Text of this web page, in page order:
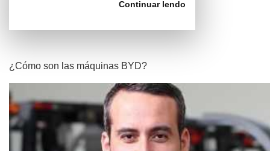
Continuar lendo
¿Cómo son las máquinas BYD?